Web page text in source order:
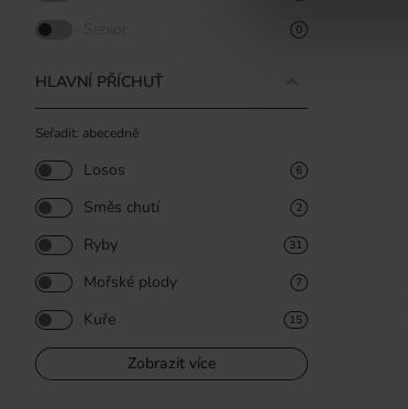
0
HLAVNÍ PŘÍCHUŤ
Seřadit: abecedně
Losos 6
Směs chutí 2
Ryby 31
Mořské plody 7
Kuře 15
Zobrazit více